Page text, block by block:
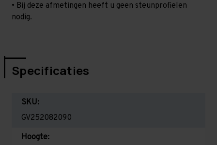
• Bij deze afmetingen heeft u geen steunprofielen
nodig.
Specificaties
SKU:
GV252082090
Hoogte: